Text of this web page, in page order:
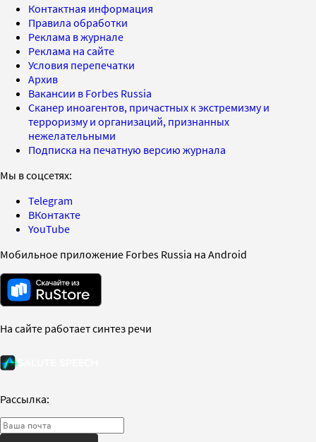
Контактная информация
Правила обработки
Реклама в журнале
Реклама на сайте
Условия перепечатки
Архив
Вакансии в Forbes Russia
Сканер иноагентов, причастных к экстремизму и
терроризму и организаций, признанных
нежелательными
Подписка на печатную версию журнала
Мы в соцсетях:
Telegram
ВКонтакте
YouTube
Мобильное приложение Forbes Russia на Android
На сайте работает синтез речи
Рассылка: